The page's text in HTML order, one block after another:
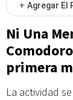
+ Agregar El
Ni Una
primera
La actividad